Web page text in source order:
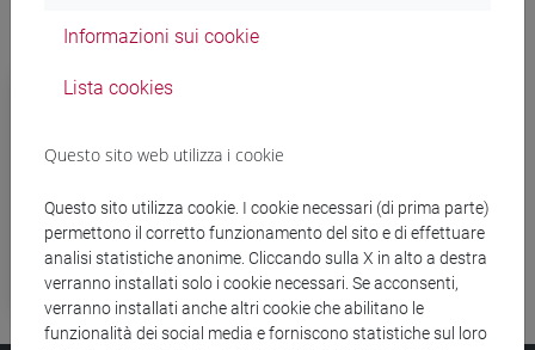
Codice di comportamento per la prevenzione
Codice etico e di comportamento
Codice di condotta dei dipendenti pubblici
Informazioni sui cookie
Lista cookies
Questo sito web utilizza i cookie
Questo sito utilizza cookie. I cookie necessari (di prima parte)
permettono il corretto funzionamento del sito e di effettuare
analisi statistiche anonime. Cliccando sulla X in alto a destra
verranno installati solo i cookie necessari. Se acconsenti,
verranno installati anche altri cookie che abilitano le
funzionalità dei social media e forniscono statistiche sul loro